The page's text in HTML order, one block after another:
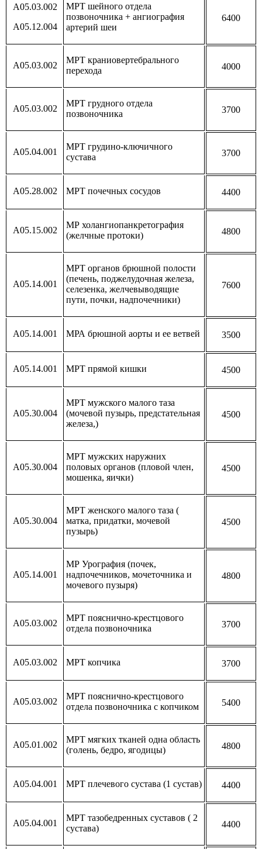
А05.03.002
А05.12.004
МРТ шейного отдела
позвоночника + ангиография
артерий шеи
6400
А05.03.002
МРТ краниовертебрального
перехода
4000
А05.03.002
МРТ грудного отдела
позвоночника
3700
А05.04.001
МРТ грудино-ключичного
сустава
3700
А05.28.002 МРТ почечных сосудов 4400
А05.15.002
МР холангиопанкретография
(желчные протоки)
4800
А05.14.001
МРТ органов брюшной полости
(печень, поджелудочная железа,
селезенка, желчевыводящие
пути, почки, надпочечники)
7600
А05.14.001 МРА брюшной аорты и ее ветвей 3500
А05.14.001 МРТ прямой кишки 4500
А05.30.004
МРТ мужского малого таза
(мочевой пузырь, предстательная
железа,)
4500
А05.30.004
МРТ мужских наружних
половых органов (пловой член,
мошенка, яички)
4500
А05.30.004
МРТ женского малого таза (
матка, придатки, мочевой
пузырь)
4500
А05.14.001
МР Урография (почек,
надпочечников, мочеточника и
мочевого пузыря)
4800
А05.03.002
МРТ пояснично-крестцового
отдела позвоночника
3700
А05.03.002 МРТ копчика 3700
А05.03.002
МРТ пояснично-крестцового
отдела позвоночника с копчиком
5400
А05.01.002
МРТ мягких тканей одна область
(голень, бедро, ягодицы)
4800
А05.04.001 МРТ плечевого сустава (1 сустав) 4400
А05.04.001
МРТ тазобедренных суставов ( 2
сустава)
4400